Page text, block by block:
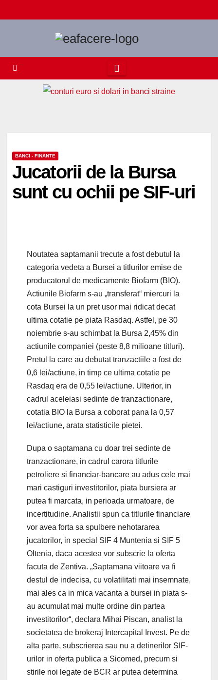
to
BANCI - FINANTE
Jucatorii de la Bursa
sunt cu ochii pe SIF-uri
Noutatea saptamanii trecute a fost debutul la
categoria vedeta a Bursei a titlurilor emise de
producatorul de medicamente Biofarm (BIO).
Actiunile Biofarm s-au „transferat“ miercuri la
cota Bursei la un pret usor mai ridicat decat
ultima cotatie pe piata Rasdaq. Astfel, pe 30
noiembrie s-au schimbat la Bursa 2,45% din
actiunile companiei (peste 8,8 milioane titluri).
Pretul la care au debutat tranzactiile a fost de
0,6 lei/actiune, in timp ce ultima cotatie pe
Rasdaq era de 0,55 lei/actiune. Ulterior, in
cadrul aceleiasi sedinte de tranzactionare,
cotatia BIO la Bursa a coborat pana la 0,57
lei/actiune, arata statisticile pietei.
Dupa o saptamana cu doar trei sedinte de
tranzactionare, in cadrul carora titlurile
petroliere si financiar-bancare au adus cele mai
mari castiguri investitorilor, piata bursiera ar
putea fi marcata, in perioada urmatoare, de
incertitudine. Analistii spun ca titlurile financiare
vor avea forta sa spulbere nehotararea
jucatorilor, in special SIF 4 Muntenia si SIF 5
Oltenia, daca acestea vor subscrie la oferta
facuta de Zentiva. „Saptamana viitoare va fi
destul de indecisa, cu volatilitati mai insemnate,
mai ales ca in mica vacanta a bursei in piata s-
au acumulat mai multe ordine din partea
investitorilor“, declara Mihai Piscan, analist la
societatea de brokeraj Intercapital Invest. Pe de
alta parte, subscrierea sau nu a detinerilor SIF-
urilor in oferta publica a Sicomed, precum si
stirile noi legate de BCR ar putea determina